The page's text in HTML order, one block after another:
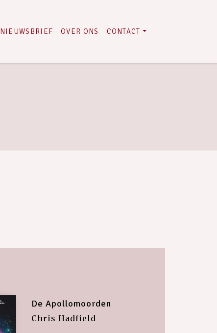
NIEUWSBRIEF OVER ONS CONTACT
De Apollomoorden
Chris Hadfield